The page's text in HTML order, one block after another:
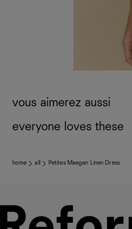
vous aimerez aussi
everyone loves these
home all Petites Maegan Linen Dress